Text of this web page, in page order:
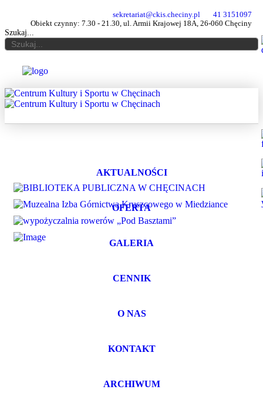
41 3151097
sekretariat@ckis.checiny.pl
Obiekt czynny: 7.30 - 21.30, ul. Armii Krajowej 18A, 26-060 Chęciny
Szukaj...
AKTUALNOŚCI
OFERTA
GALERIA
CENNIK
O NAS
KONTAKT
ARCHIWUM